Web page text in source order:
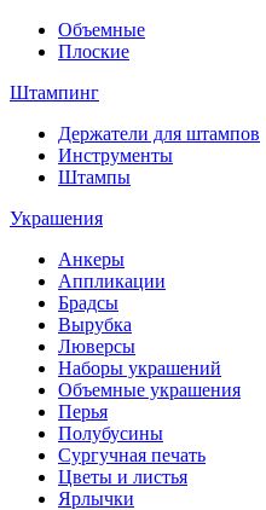
Объемные
Плоские
Штампинг
Держатели для штампов
Инструменты
Штампы
Украшения
Анкеры
Аппликации
Брадсы
Вырубка
Люверсы
Наборы украшений
Объемные украшения
Перья
Полубусины
Сургучная печать
Цветы и листья
Ярлычки